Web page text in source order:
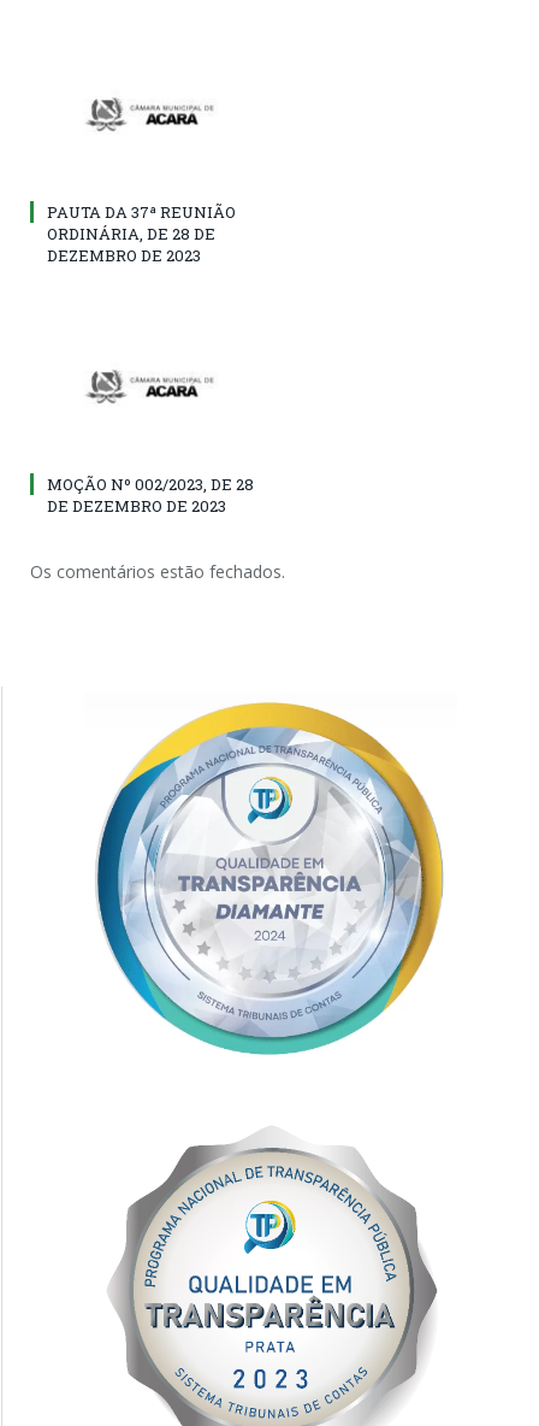
PAUTA DA 37ª REUNIÃO
ORDINÁRIA, DE 28 DE
DEZEMBRO DE 2023
MOÇÃO Nº 002/2023, DE 28
DE DEZEMBRO DE 2023
Os comentários estão fechados.